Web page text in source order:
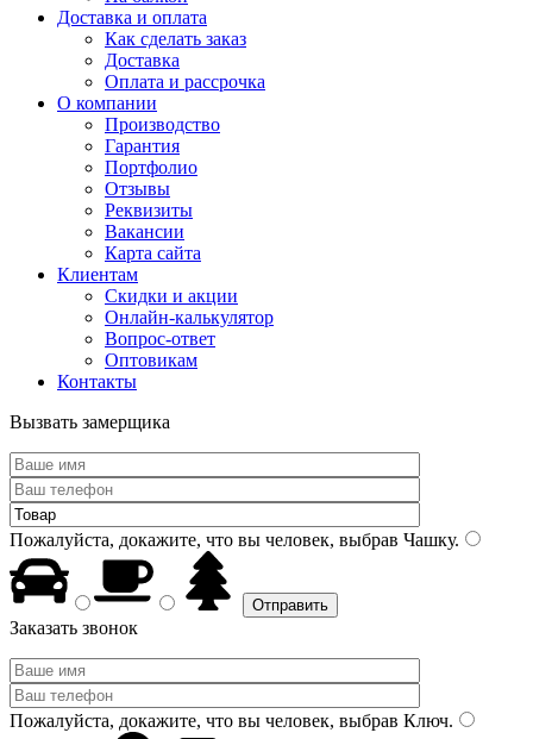
Доставка и оплата
Как сделать заказ
Доставка
Оплата и рассрочка
О компании
Производство
Гарантия
Портфолио
Отзывы
Реквизиты
Вакансии
Карта сайта
Клиентам
Скидки и акции
Онлайн-калькулятор
Вопрос-ответ
Оптовикам
Контакты
Вызвать замерщика
Пожалуйста, докажите, что вы человек, выбрав Чашку.
Заказать звонок
Пожалуйста, докажите, что вы человек, выбрав Ключ.